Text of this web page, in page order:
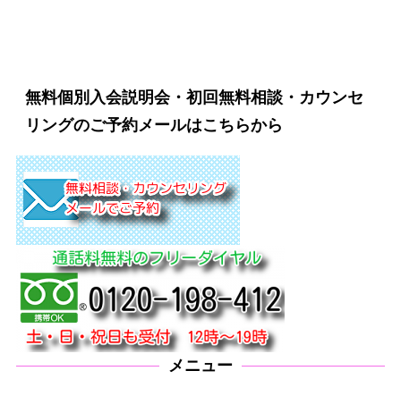
無料個別入会説明会・初回無料相談・カウンセ
リングのご予約メールはこちらから
メニュー